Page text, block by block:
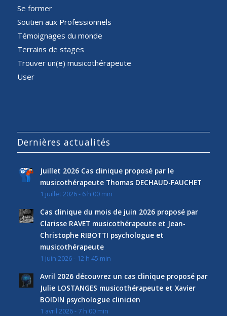
Se former
Soutien aux Professionnels
Témoignages du monde
Terrains de stages
Trouver un(e) musicothérapeute
User
Dernières actualités
Juillet 2026 Cas clinique proposé par le
musicothérapeute Thomas DECHAUD-FAUCHET
1 juillet 2026 - 6 h 00 min
Cas clinique du mois de juin 2026 proposé par
Clarisse RAVET musicothérapeute et Jean-
Christophe RIBOTTI psychologue et
musicothérapeute
1 juin 2026 - 12 h 45 min
Avril 2026 découvrez un cas clinique proposé par
Julie LOSTANGES musicothérapeute et Xavier
BOIDIN psychologue clinicien
1 avril 2026 - 7 h 00 min